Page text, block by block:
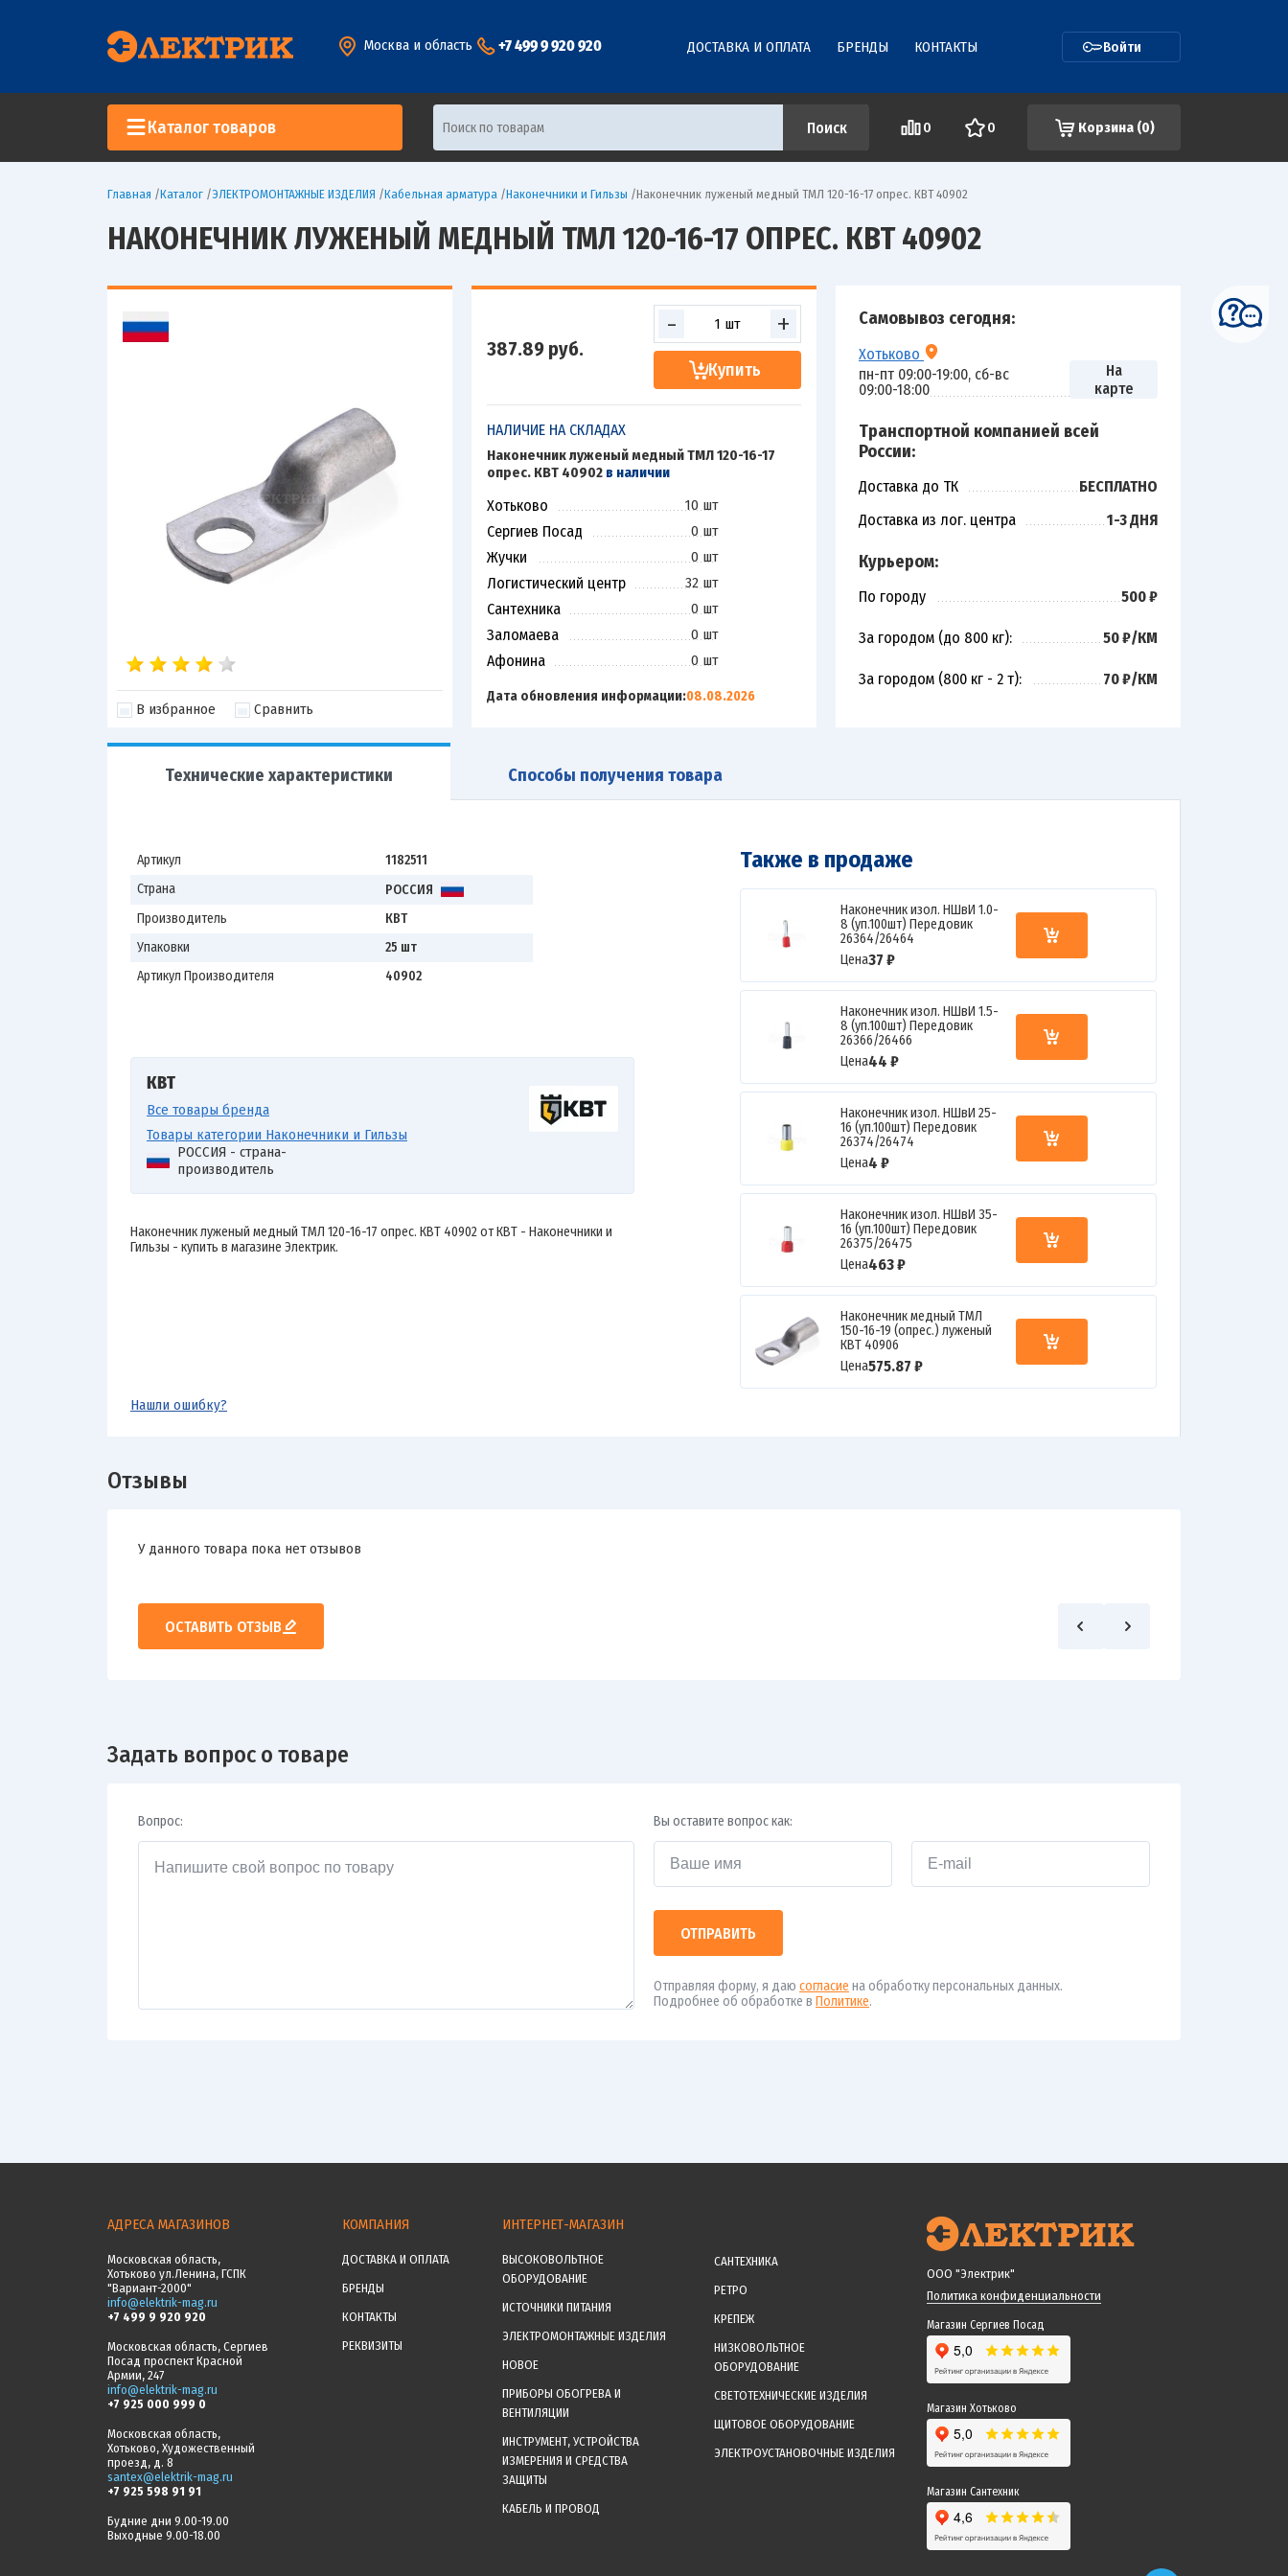
Москва и область +7 499 9 920 920 ДОСТАВКА И ОПЛАТА БРЕНДЫ КОНТАКТЫ Войти
Каталог товаров 0 0 Корзина (0)
Главная /Каталог /ЭЛЕКТРОМОНТАЖНЫЕ ИЗДЕЛИЯ /Кабельная арматура /Наконечники и Гильзы /Наконечник луженый медный ТМЛ 120-16-17 опрес. КВТ 40902
НАКОНЕЧНИК ЛУЖЕНЫЙ МЕДНЫЙ ТМЛ 120-16-17 ОПРЕС. КВТ 40902
В избранное Сравнить
387.89 руб.
- +
Купить
НАЛИЧИЕ НА СКЛАДАХ
Наконечник луженый медный ТМЛ 120-16-17
опрес. КВТ 40902 в наличии
Хотьково 10 шт
Сергиев Посад 0 шт
Жучки 0 шт
Логистический центр 32 шт
Сантехника 0 шт
Заломаева 0 шт
Афонина 0 шт
Дата обновления информации:08.08.2026
Самовывоз сегодня:
Хотьково
пн-пт 09:00-19:00, сб-вс
09:00-18:00
На
карте
Транспортной компанией всей
России:
Доставка до ТК
БЕСПЛАТНО
Доставка из лог. центра
1-3 ДНЯ
Курьером:
По городу 500 ₽
За городом (до 800 кг): 50 ₽/КМ
За городом (800 кг - 2 т): 70 ₽/КМ
Технические характеристики Способы получения товара
Артикул
1182511
Страна
РОССИЯ
Производитель
КВТ
Упаковки
25 шт
Артикул Производителя
40902
КВТ
Все товары бренда
Товары категории Наконечники и Гильзы
РОССИЯ - страна-
производитель
Наконечник луженый медный ТМЛ 120-16-17 опрес. КВТ 40902 от КВТ - Наконечники и
Гильзы - купить в магазине Электрик.
Также в продаже
Наконечник изол. НШвИ 1.0-
8 (уп.100шт) Передовик
26364/26464
Цена37 ₽
Наконечник изол. НШвИ 1.5-
8 (уп.100шт) Передовик
26366/26466
Цена44 ₽
Наконечник изол. НШвИ 25-
16 (уп.100шт) Передовик
26374/26474
Цена4 ₽
Наконечник изол. НШвИ 35-
16 (уп.100шт) Передовик
26375/26475
Цена463 ₽
Наконечник медный ТМЛ
150-16-19 (опрес.) луженый
КВТ 40906
Цена575.87 ₽
Нашли ошибку?
Отзывы
У данного товара пока нет отзывов
ОСТАВИТЬ ОТЗЫВ
Задать вопрос о товаре
Вопрос: Вы оставите вопрос как:
ОТПРАВИТЬ
Отправляя форму, я даю согласие на обработку персональных данных.
Подробнее об обработке в Политике.
АДРЕСА МАГАЗИНОВ
Московская область,
Хотьково ул.Ленина, ГСПК
"Вариант-2000"
info@elektrik-mag.ru
+7 499 9 920 920
Московская область, Сергиев
Посад проспект Красной
Армии, 247
info@elektrik-mag.ru
+7 925 000 999 0
Московская область,
Хотьково, Художественный
проезд, д. 8
santex@elektrik-mag.ru
+7 925 598 91 91
Будние дни 9.00-19.00
Выходные 9.00-18.00
КОМПАНИЯ
ДОСТАВКА И ОПЛАТА
БРЕНДЫ
КОНТАКТЫ
РЕКВИЗИТЫ
ИНТЕРНЕТ-МАГАЗИН
ВЫСОКОВОЛЬТНОЕ
ОБОРУДОВАНИЕ
ИСТОЧНИКИ ПИТАНИЯ
ЭЛЕКТРОМОНТАЖНЫЕ ИЗДЕЛИЯ
НОВОЕ
ПРИБОРЫ ОБОГРЕВА И
ВЕНТИЛЯЦИИ
ИНСТРУМЕНТ, УСТРОЙСТВА
ИЗМЕРЕНИЯ И СРЕДСТВА
ЗАЩИТЫ
КАБЕЛЬ И ПРОВОД
САНТЕХНИКА
РЕТРО
КРЕПЕЖ
НИЗКОВОЛЬТНОЕ
ОБОРУДОВАНИЕ
СВЕТОТЕХНИЧЕСКИЕ ИЗДЕЛИЯ
ЩИТОВОЕ ОБОРУДОВАНИЕ
ЭЛЕКТРОУСТАНОВОЧНЫЕ ИЗДЕЛИЯ
ООО "Электрик"
Политика конфиденциальности
Магазин Сергиев Посад
Магазин Хотьково
Магазин Сантехник